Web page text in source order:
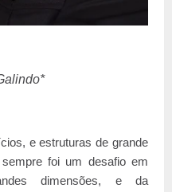
e estruturas de grande
foi um desafio em
dimensões, e da